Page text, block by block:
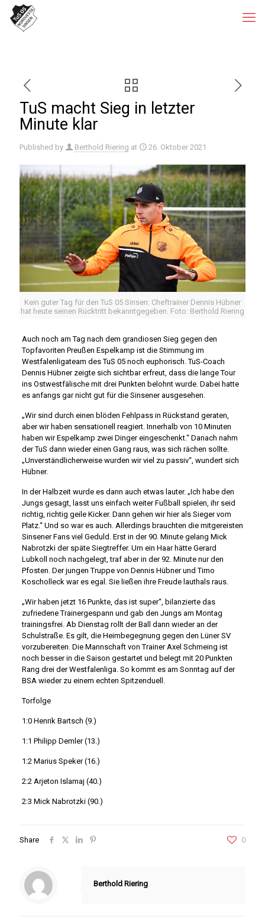
TuS macht Sieg in letzter
Minute klar
Published by Berthold Riering at 26. Oktober 2021
Kein guter Tag für den TuS 05 Sinsen: Cheftrainer Dennis Hübner
hat heute seinen Rücktritt bekanntgegeben. Foto: Berthold Riering
Auch noch am Tag nach dem grandiosen Sieg gegen den
Topfavoriten Preußen Espelkamp ist die Stimmung im
Westfalenligateam des TuS 05 noch euphorisch. TuS-Coach
Dennis Hübner zeigte sich sichtbar erfreut, dass die lange Tour
ins Ostwestfälische mit drei Punkten belohnt wurde. Dabei hatte
es anfangs gar nicht gut für die Sinsener ausgesehen.
„Wir sind durch einen blöden Fehlpass in Rückstand geraten,
aber wir haben sensationell reagiert. Innerhalb von 10 Minuten
haben wir Espelkamp zwei Dinger eingeschenkt.“ Danach nahm
der TuS dann wieder einen Gang raus, was sich rächen sollte.
„Unverständlicherweise wurden wir viel zu passiv“, wundert sich
Hübner.
In der Halbzeit wurde es dann auch etwas lauter. „Ich habe den
Jungs gesagt, lasst uns einfach weiter Fußball spielen, ihr seid
richtig, richtig geile Kicker. Dann gehen wir hier als Sieger vom
Platz.“ Und so war es auch. Allerdings brauchten die mitgereisten
Sinsener Fans viel Geduld. Erst in der 90. Minute gelang Mick
Nabrotzki der späte Siegtreffer. Um ein Haar hätte Gerard
Lubkoll noch nachgelegt, traf aber in der 92. Minute nur den
Pfosten. Der jungen Truppe von Dennis Hübner und Timo
Koscholleck war es egal. Sie ließen ihre Freude lauthals raus.
„Wir haben jetzt 16 Punkte, das ist super“, bilanzierte das
zufriedene Trainergespann und gab den Jungs am Montag
trainingsfrei. Ab Dienstag rollt der Ball dann wieder an der
Schulstraße. Es gilt, die Heimbegegnung gegen den Lüner SV
vorzubereiten. Die Mannschaft von Trainer Axel Schmeing ist
noch besser in die Saison gestartet und belegt mit 20 Punkten
Rang drei der Westfalenliga. So kommt es am Sonntag auf der
BSA wieder zu einem echten Spitzenduell.
Torfolge
1:0 Henrik Bartsch (9.)
1:1 Philipp Demler (13.)
1:2 Marius Speker (16.)
2:2 Arjeton Islamaj (40.)
2:3 Mick Nabrotzki (90.)
Share 0
Berthold Riering